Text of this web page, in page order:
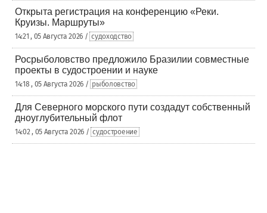
Открыта регистрация на конференцию «Реки.
Круизы. Маршруты»
14:21 , 05 Августа 2026 / судоходство
Росрыболовство предложило Бразилии совместные
проекты в судостроении и науке
14:18 , 05 Августа 2026 / рыболовство
Для Северного морского пути создадут собственный
дноуглубительный флот
14:02 , 05 Августа 2026 / судостроение